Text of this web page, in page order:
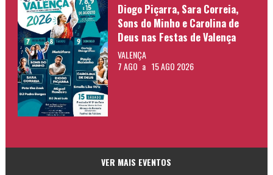
Diogo Piçarra, Sara Correia,
Sons do Minho e Carolina de
Deus nas Festas de Valença
VALENÇA
7 AGO a 15 AGO 2026
VER MAIS EVENTOS